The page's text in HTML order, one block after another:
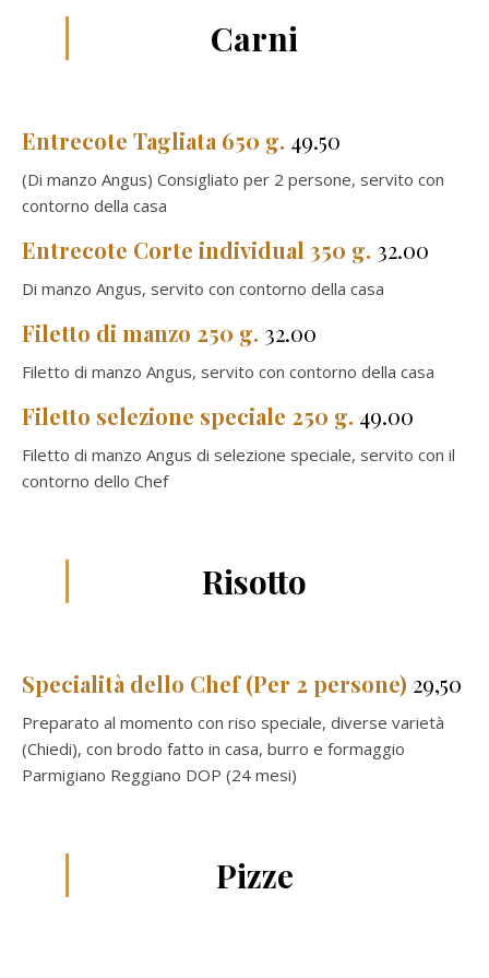
Carni
Entrecote Tagliata 650 g. 49.50
(Di manzo Angus) Consigliato per 2 persone, servito con
contorno della casa
Entrecote Corte individual 350 g. 32.00
Di manzo Angus, servito con contorno della casa
Filetto di manzo 250 g. 32.00
Filetto di manzo Angus, servito con contorno della casa
Filetto selezione speciale 250 g. 49.00
Filetto di manzo Angus di selezione speciale, servito con il
contorno dello Chef
Risotto
Specialità dello Chef (Per 2 persone) 29,50
Preparato al momento con riso speciale, diverse varietà
(Chiedi), con brodo fatto in casa, burro e formaggio
Parmigiano Reggiano DOP (24 mesi)
Pizze